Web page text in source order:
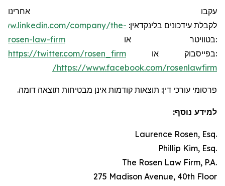
עקבו אחרינו
לקבלת עידכונים בלינקדאין:
company/the-
rosen-law-firm או בטוויטר:
https://twitter.com/rosen_firm או בפייסבוק:
https://www.facebook.com/rosenlawfirm/
פרסומי עורכי דין: תוצאות קודמות אינן מבטיחות תוצאה דומה.
למידע נוסף:
Laurence Rosen, Esq.
Phillip Kim, Esq.
The Rosen Law Firm, P.A.
275 Madison Avenue, 40th Floor